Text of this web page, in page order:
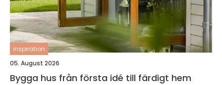
inspiration
05. August 2026
Bygga hus från första idé till färdigt hem